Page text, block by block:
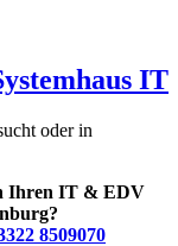
IT
oder in
Ihren IT & EDV
8509070